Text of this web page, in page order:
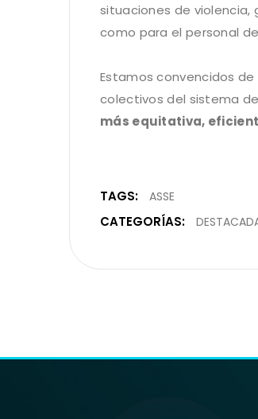
situaciones de
como para el personal
Estamos convencidos
colectivos del sistema
más equitativa,
TAGS: ASSE
CATEGORÍAS: